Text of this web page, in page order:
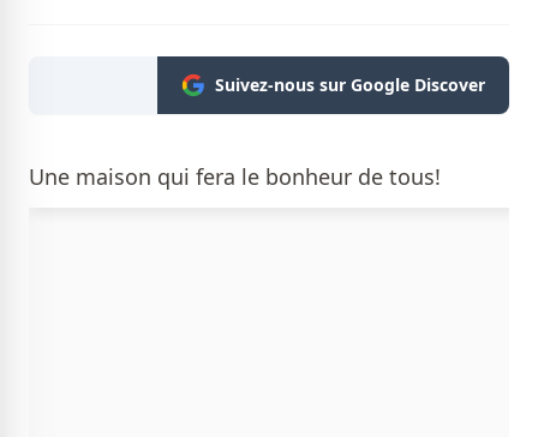
Suivez-nous sur Google Discover
Une maison qui fera le bonheur de tous!